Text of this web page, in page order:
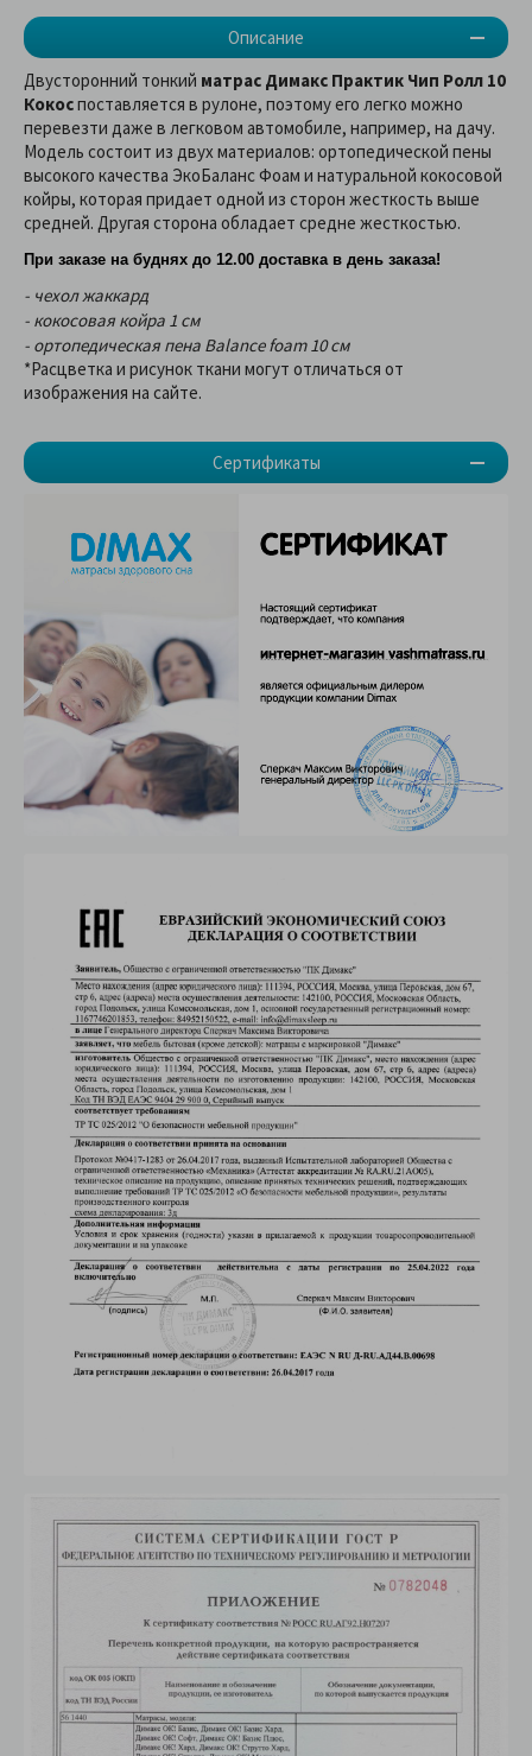
Описание
Сертификаты
Двусторонний тонкий матрас Димакс Практик Чип Ролл 10
Кокоспоставляется в рулоне, поэтому его легко можно
перевезти даже в легковом автомобиле, например, на дачу.
Модель состоит из двух материалов: ортопедической пены
высокого качества ЭкоБаланс Фоам и натуральной кокосовой
койры, которая придает одной из сторон жесткость выше
средней. Другая сторона обладает средне жесткостью.
При заказе на буднях до 12.00 доставка в день заказа!
- чехол жаккард
- кокосовая койра 1 см
- ортопедическая пена Balance foam 10 см
*Расцветка и рисунок ткани могут отличаться от
изображения на сайте.